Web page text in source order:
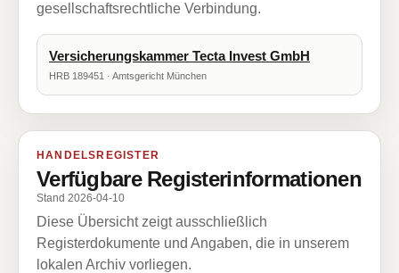
gesellschaftsrechtliche Verbindung.
Versicherungskammer Tecta Invest GmbH
HRB 189451 · Amtsgericht München
HANDELSREGISTER
Verfügbare Registerinformationen
Stand 2026-04-10
Diese Übersicht zeigt ausschließlich
Registerdokumente und Angaben, die in unserem
lokalen Archiv vorliegen.